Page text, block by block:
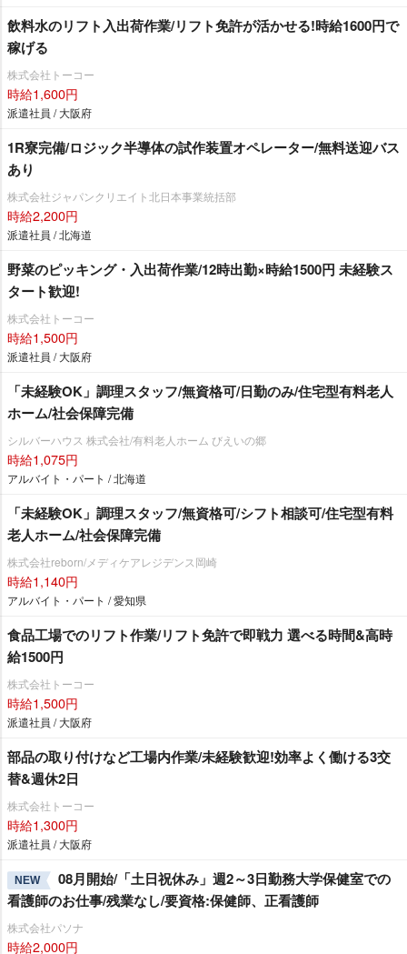
飲料水のリフト入出荷作業/リフト免許が活かせる!時給1600円で
稼げる
株式会社トーコー
時給1,600円
派遣社員 / 大阪府
1R寮完備/ロジック半導体の試作装置オペレーター/無料送迎バス
あり
株式会社ジャパンクリエイト北日本事業統括部
時給2,200円
派遣社員 / 北海道
野菜のピッキング・入出荷作業/12時出勤×時給1500円 未経験ス
タート歓迎!
株式会社トーコー
時給1,500円
派遣社員 / 大阪府
「未経験OK」調理スタッフ/無資格可/日勤のみ/住宅型有料老人
ホーム/社会保障完備
シルバーハウス 株式会社/有料老人ホーム びえいの郷
時給1,075円
アルバイト・パート / 北海道
「未経験OK」調理スタッフ/無資格可/シフト相談可/住宅型有料
老人ホーム/社会保障完備
株式会社reborn/メディケアレジデンス岡崎
時給1,140円
アルバイト・パート / 愛知県
食品工場でのリフト作業/リフト免許で即戦力 選べる時間&高時
給1500円
株式会社トーコー
時給1,500円
派遣社員 / 大阪府
部品の取り付けなど工場内作業/未経験歓迎!効率よく働ける3交
替&週休2日
株式会社トーコー
時給1,300円
派遣社員 / 大阪府
NEW
08月開始/「土日祝休み」週2～3日勤務大学保健室での
看護師のお仕事/残業なし/要資格:保健師、正看護師
株式会社パソナ
時給2,000円